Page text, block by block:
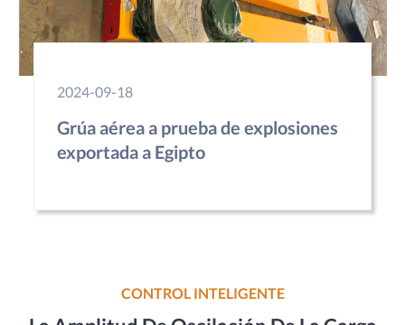
2024-09-18
Grúa aérea a prueba de explosiones
exportada a Egipto
CONTROL INTELIGENTE